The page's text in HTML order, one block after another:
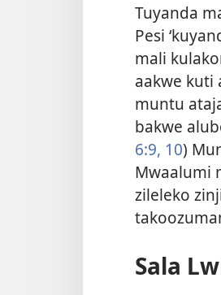
Tuyanda
Pesi
mali
aakwe kuti
muntu
bakwe
6:9, 10)
Mwaalumi
zileleko
Sala